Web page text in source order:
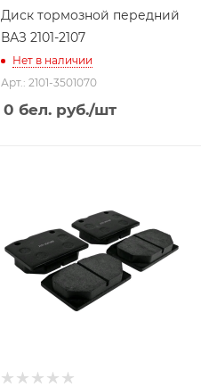
Диск тормозной передний
ВАЗ 2101-2107
Нет в наличии
Арт.: 2101-3501070
0 бел. руб./шт